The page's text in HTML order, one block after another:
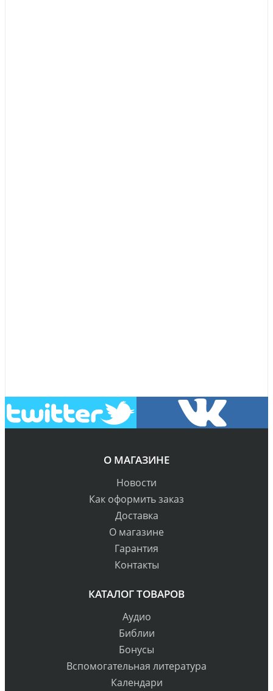
О МАГАЗИНЕ
Новости
Как оформить заказ
Доставка
О магазине
Гарантия
Контакты
КАТАЛОГ ТОВАРОВ
Аудио
Библии
Бонусы
Вспомогательная литература
Календари